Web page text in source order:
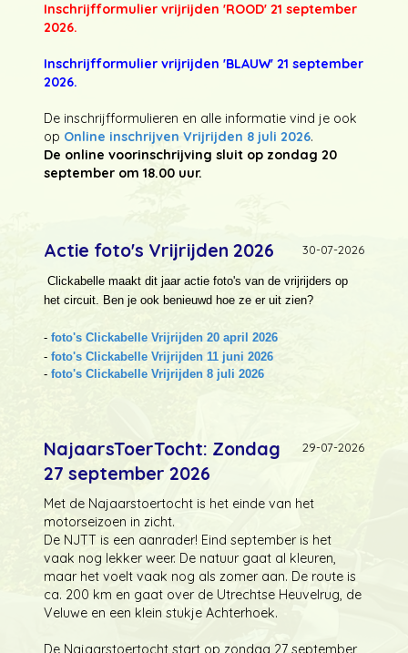
Inschrijfformulier vrijrijden 'ROOD' 21 september
2026.
Inschrijfformulier vrijrijden 'BLAUW' 21 september
2026.
De inschrijfformulieren en alle informatie vind je ook
op Online inschrijven Vrijrijden 8 juli 2026.
De online voorinschrijving sluit op zondag 20
september om 18.00 uur.
30-07-2026
Actie foto's Vrijrijden 2026
Clickabelle maakt dit jaar actie foto's van de vrijrijders op
het circuit. Ben je ook benieuwd hoe ze er uit zien?
-foto's Clickabelle Vrijrijden 20 april 2026
-foto's Clickabelle Vrijrijden 11 juni 2026
-foto's Clickabelle Vrijrijden 8 juli 2026
29-07-2026
NajaarsToerTocht: Zondag
27 september 2026
Met de Najaarstoertocht is het einde van het
motorseizoen in zicht.
De NJTT is een aanrader! Eind september is het
vaak nog lekker weer. De natuur gaat al kleuren,
maar het voelt vaak nog als zomer aan. De route is
ca. 200 km en gaat over de Utrechtse Heuvelrug, de
Veluwe en een klein stukje Achterhoek.
De Najaarstoertocht start op zondag 27 september